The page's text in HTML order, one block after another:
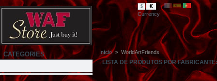
$ €
Currency
CATEGORIES Início > WorldArtFriends
LISTA DE PRODUTOS POR